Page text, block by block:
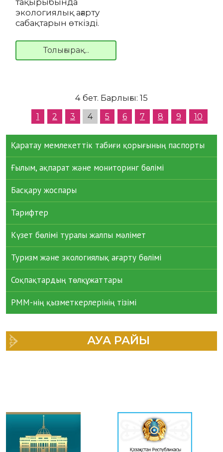
тақырыбында
экологиялық ағарту
сабақтарын өткізді.
Толығырақ...
4 бет. Барлығы: 15
1 2 3 4 5 6 7 8 9 10
Қаратау мемлекеттік табиғи қорығының паспорты
Ғылым, ақпарат және мониторинг бөлімі
Басқару жоспары
Тарифтер
Күзет бөлімі туралы жалпы мәлімет
Туризм және экологиялық ағарту бөлімі
Соқпақтардың төлқұжаттары
РММ-нің қызметкерлерінің тізімі
АУА РАЙЫ